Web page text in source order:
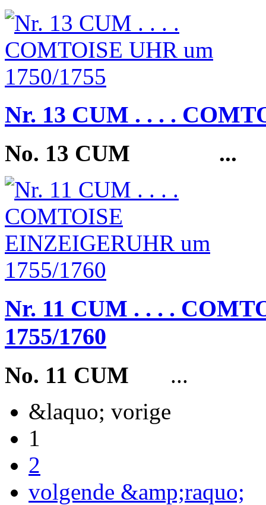
Nr. 13 CUM . . . .
No. 13 CUM ...
Nr. 11 CUM . . . .
1755/1760
No. 11 CUM ...
&laquo; vorige
1
2
volgende &amp;raquo;